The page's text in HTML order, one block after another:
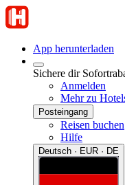
App herunterladen
Sichere dir
Anmelden
Mehr zu
Posteingang
Reisen buchen
Hilfe
Deutsch · EUR · DE